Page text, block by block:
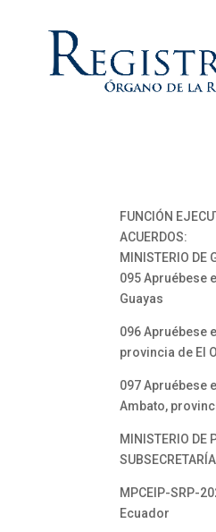
FUNCIÓN
ACUERDOS:
MINISTERIO DE
095 Apruébese
Guayas
096 Apruébese
provincia de El
097 Apruébese
Ambato,
MINISTERIO DE
MPCEIP-SRP-
Ecuador